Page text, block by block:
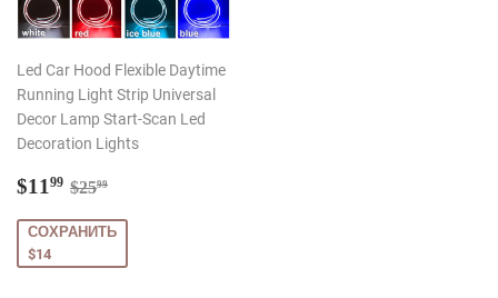
Led Car Hood Flexible Daytime
Running Light Strip Universal
Decor Lamp Start-Scan Led
Decoration Lights
Цена
скидкой
$11 99 $11.99
Обычная цена
$2599
СОХРАНИТЬ
$14